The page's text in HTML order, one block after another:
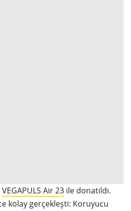
VEGAPULS Air 23 ile donatıldı.
kolay gerçekleşti: Koruyucu